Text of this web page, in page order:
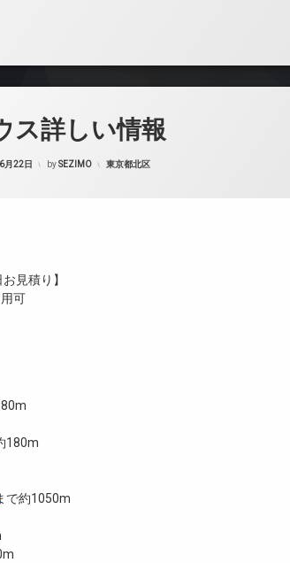
ス詳しい情報
月22日 bySEZIMO カテゴリー:
東京都北区
見積り】
可
180m
で約1050m